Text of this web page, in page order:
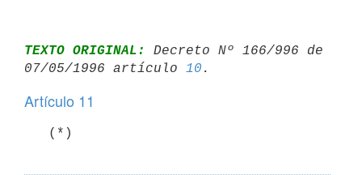
TEXTO ORIGINAL:
Decreto Nº 166/996 de
07/05/1996 artículo 10
Artículo 11
   (*)